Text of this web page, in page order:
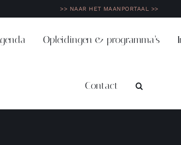
>> NAAR HET MAANPORTAAL >>
Opleidingen & programma’s
Contact